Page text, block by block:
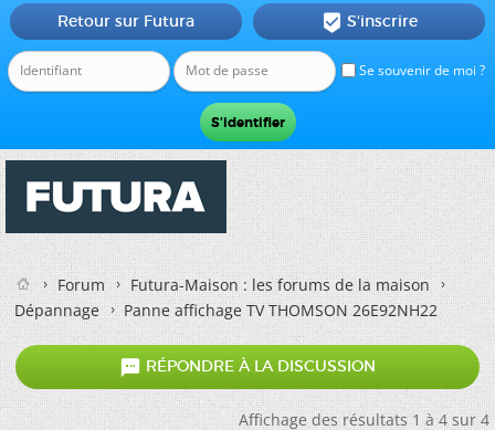
Se souvenir de moi ?
Retour sur Futura  S'inscrire
Forum
Futura-Maison : les forums de la maison
Dépannage
Panne affichage TV THOMSON 26E92NH22
 RÉPONDRE À LA DISCUSSION
Affichage des résultats 1 à 4 sur 4